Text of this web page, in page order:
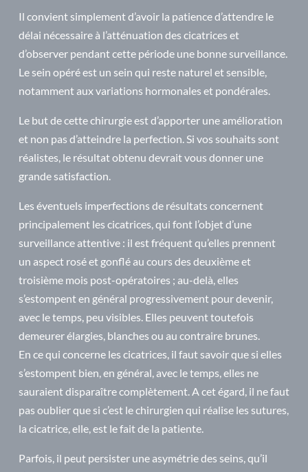
Il convient simplement d’avoir la patience d’attendre le
délai nécessaire à l’atténuation des cicatrices et
d’observer pendant cette période une bonne surveillance.
Le sein opéré est un sein qui reste naturel et sensible,
notamment aux variations hormonales et pondérales.
Le but de cette chirurgie est d’apporter une amélioration
et non pas d’atteindre la perfection. Si vos souhaits sont
réalistes, le résultat obtenu devrait vous donner une
grande satisfaction.
Les éventuels imperfections de résultats concernent
principalement les cicatrices, qui font l’objet d’une
surveillance attentive : il est fréquent qu’elles prennent
un aspect rosé et gonflé au cours des deuxième et
troisième mois post-opératoires ; au-delà, elles
s’estompent en général progressivement pour devenir,
avec le temps, peu visibles. Elles peuvent toutefois
demeurer élargies, blanches ou au contraire brunes.
En ce qui concerne les cicatrices, il faut savoir que si elles
s’estompent bien, en général, avec le temps, elles ne
sauraient disparaître complètement. A cet égard, il ne faut
pas oublier que si c’est le chirurgien qui réalise les sutures,
la cicatrice, elle, est le fait de la patiente.
Parfois, il peut persister une asymétrie des seins, qu’il